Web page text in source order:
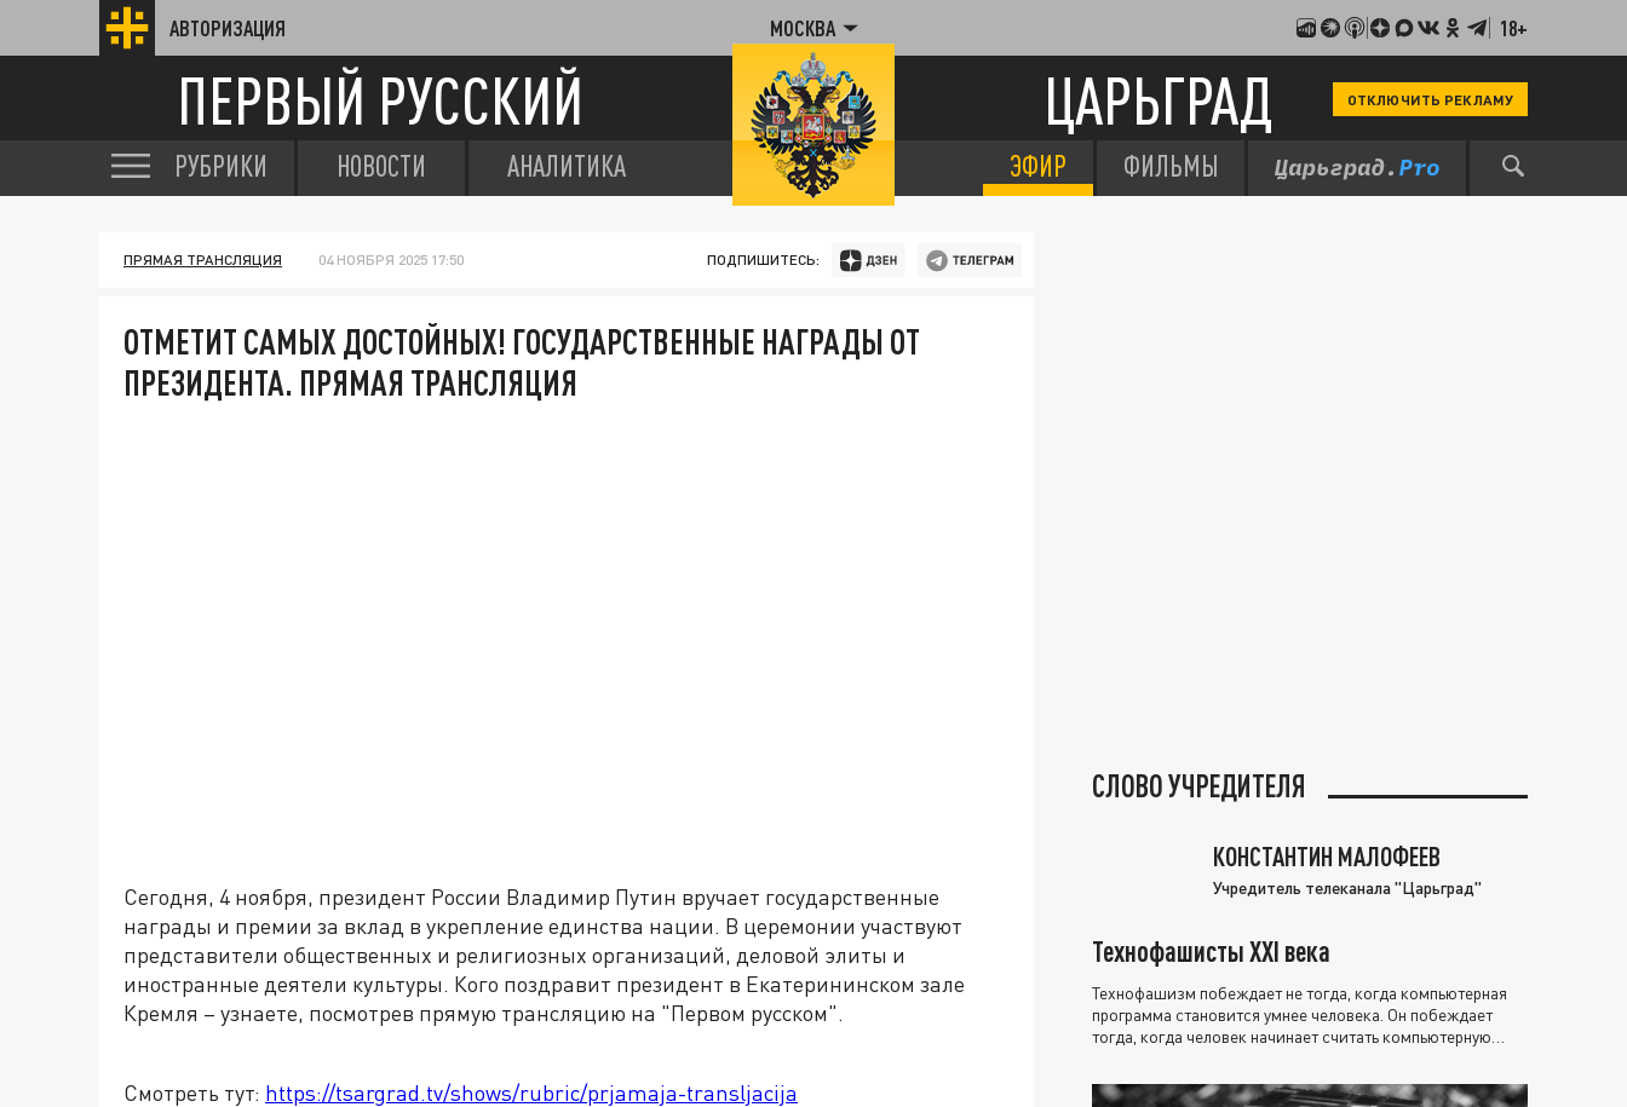
АВТОРИЗАЦИЯ МОСКВА 18+
ПЕРВЫЙ РУССКИЙ ЦАРЬГРАД ОТКЛЮЧИТЬ РЕКЛАМУ
РУБРИКИ НОВОСТИ АНАЛИТИКА ЭФИР ФИЛЬМЫ
ПРЯМАЯ ТРАНСЛЯЦИЯ 04 НОЯБРЯ 2025 17:50 ПОДПИШИТЕСЬ:
ОТМЕТИТ САМЫХ ДОСТОЙНЫХ! ГОСУДАРСТВЕННЫЕ НАГРАДЫ ОТ
ПРЕЗИДЕНТА. ПРЯМАЯ ТРАНСЛЯЦИЯ
Сегодня, 4 ноября, президент России Владимир Путин вручает государственные
награды и премии за вклад в укрепление единства нации. В церемонии участвуют
представители общественных и религиозных организаций, деловой элиты и
иностранные деятели культуры. Кого поздравит президент в Екатерининском зале
Кремля – узнаете, посмотрев прямую трансляцию на "Первом русском".
Смотреть тут: https://tsargrad.tv/shows/rubric/prjamaja-transljacija
СЛОВО УЧРЕДИТЕЛЯ
КОНСТАНТИН МАЛОФЕЕВ
Учредитель телеканала "Царьград"
Технофашисты XXI века
Технофашизм побеждает не тогда, когда компьютерная
программа становится умнее человека. Он побеждает
тогда, когда человек начинает считать компьютерную